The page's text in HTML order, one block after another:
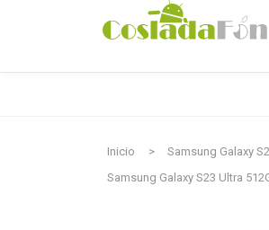
Inicio
Samsung Galaxy
Samsung Galaxy S23 Ultra